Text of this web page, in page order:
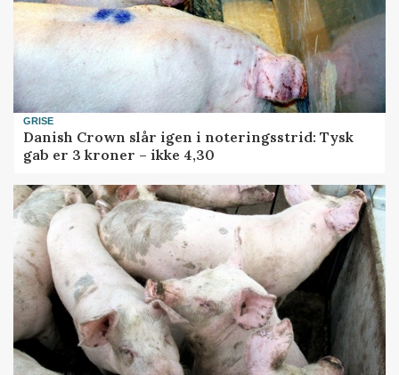
GRISE
Danish Crown slår igen i noteringsstrid: Tysk
gab er 3 kroner – ikke 4,30